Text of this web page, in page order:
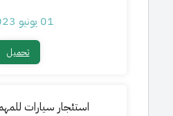
01 يونيو 2023م
تحميل​
استئجار سيارات